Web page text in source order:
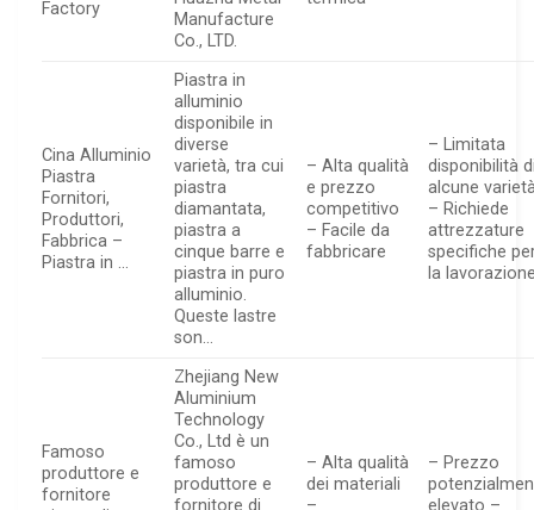
Factory
Manufacture
Co., LTD.
Cina Alluminio
Piastra
Fornitori,
Produttori,
Fabbrica –
Piastra in …
Piastra in
alluminio
disponibile in
diverse
varietà, tra cui
piastra
diamantata,
piastra a
cinque barre e
piastra in puro
alluminio.
Queste lastre
son…
– Alta qualità
e prezzo
competitivo
– Facile da
fabbricare
– Limitata
disponibilità
alcune
– Richiede
attrezzature
specifiche
la
Famoso
produttore e
fornitore
Zhejiang New
Aluminium
Technology
Co., Ltd è un
famoso
produttore e
– Alta qualità
dei materiali
– Prezzo